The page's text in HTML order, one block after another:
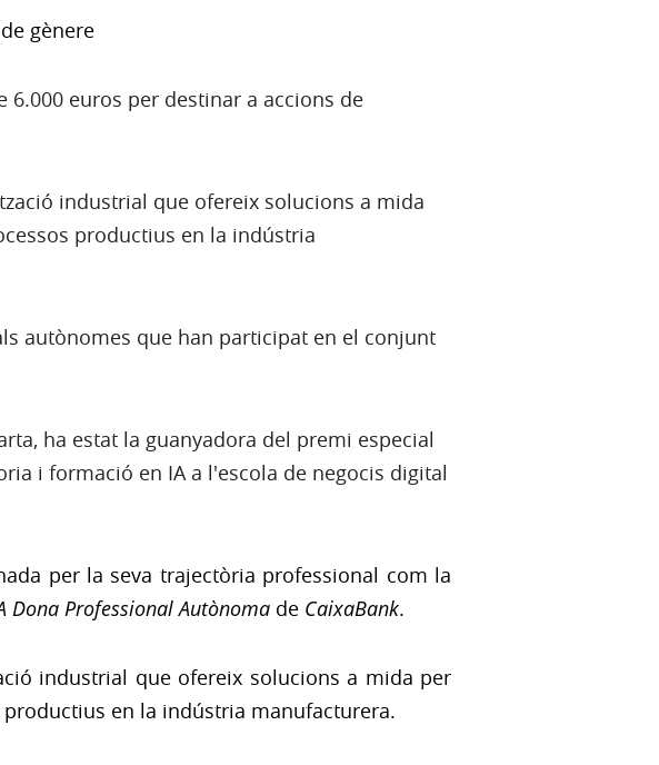
gènere
euros per destinar a accions de
industrial que ofereix solucions a mida
productius en la indústria
autònomes que han participat en el conjunt
ha estat la guanyadora del premi especial
i formació en IA a l'escola de negocis digital
per la seva trajectòria professional com la
Dona Professional Autònoma de CaixaBank.
industrial que ofereix solucions a mida per
en la indústria manufacturera.